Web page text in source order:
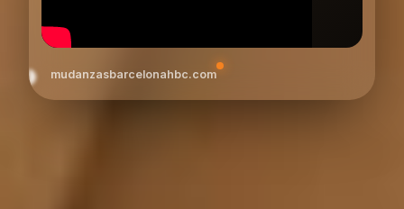
mudanzasbarcelonahbc.com